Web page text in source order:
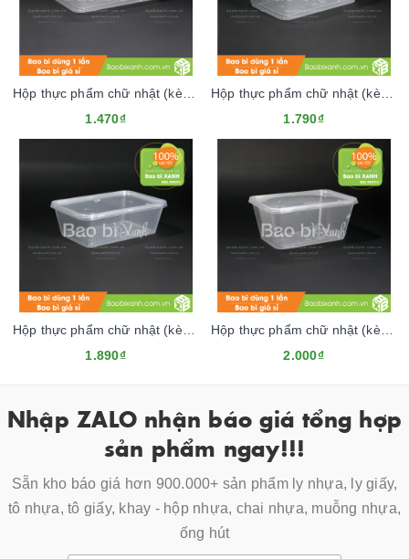
Hộp thực phẩm chữ nhật (kèm nắp) - 550ml (TRONG)
1.470₫
Hộp thực phẩm chữ nhật (kèm nắp) - 650ml (TRONG)
1.790₫
Hộp thực phẩm chữ nhật (kèm nắp) - 750ml (TRONG)
1.890₫
Hộp thực phẩm chữ nhật (kèm nắp) - 1000ml (TRONG)
2.000₫
Nhập ZALO nhận báo giá tổng hợp
sản phẩm ngay!!!
Sẵn kho báo giá hơn 900.000+ sản phẩm ly nhựa, ly giấy,
tô nhựa, tô giấy, khay - hộp nhựa, chai nhựa, muỗng nhựa,
ống hút